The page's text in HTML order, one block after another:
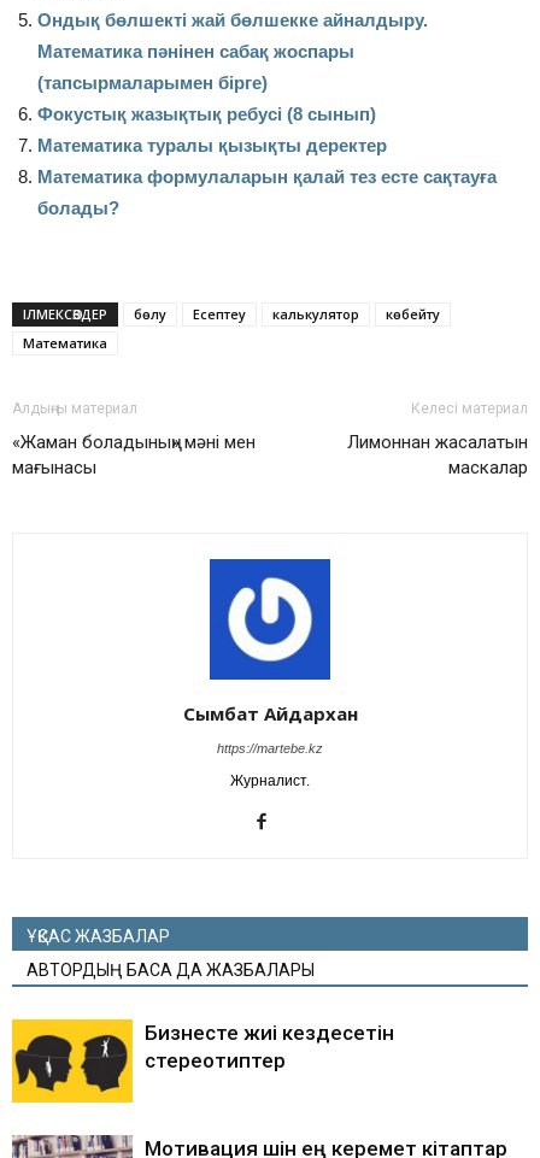
Ондық бөлшекті жай бөлшекке айналдыру.
Математика пәнінен сабақ жоспары
(тапсырмаларымен бірге)
Фокустық жазықтық ребусі (8 сынып)
Математика туралы қызықты деректер
Математика формулаларын қалай тез есте сақтауға
болады?
ІЛМЕКСӨЗДЕР бөлу Есептеу калькулятор
көбейту
Математика
Алдыңғы материал
«Жаман боладының» мәні мен
мағынасы
Келесі материал
Лимоннан жасалатын
маскалар
Сымбат Айдархан
https://martebe.kz
Журналист.
ҰҚСАС ЖАЗБАЛАР
АВТОРДЫҢ БАСҚА ДА ЖАЗБАЛАРЫ
Бизнесте жиі кездесетін
стереотиптер
Мотивация үшін ең керемет кітаптар